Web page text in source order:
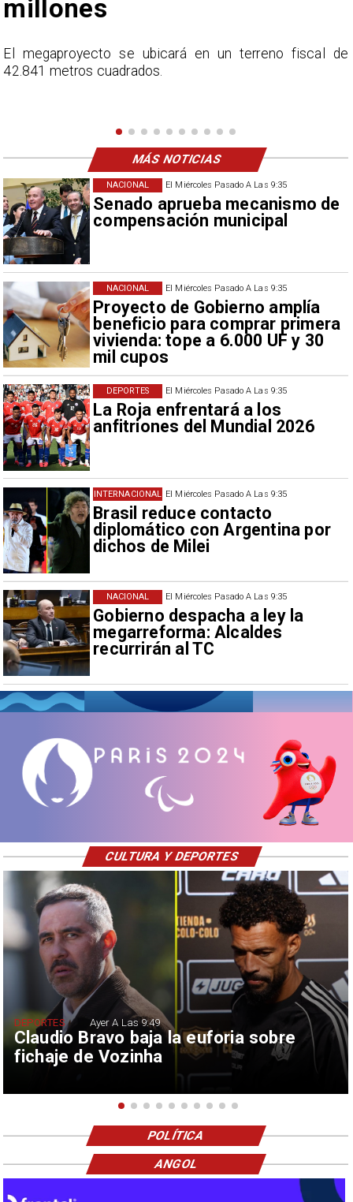
El Miércoles Pasado A Las 9:35
Senado aprueba mecanismo de
compensación municipal
NACIONAL
El Miércoles Pasado A Las 9:35
Proyecto de Gobierno amplía
beneficio para comprar primera
vivienda: tope a 6.000 UF y 30
mil cupos
NACIONAL
El Miércoles Pasado A Las 9:35
La Roja enfrentará a los
anfitriones del Mundial 2026
DEPORTES
El Miércoles Pasado A Las 9:35
Brasil reduce contacto
diplomático con Argentina por
dichos de Milei
INTERNACIONAL
El Miércoles Pasado A Las 9:35
Gobierno despacha a ley la
megarreforma: Alcaldes
recurrirán al TC
NACIONAL
En el programa ESPN F90 Chile, Claudio Bravo ofrece
una visión más moderada sobre las expectativas del
MÁS NOTICIAS
Claudio Bravo baja la euforia sobre
fichaje de Vozinha
DEPORTES Ayer A Las 9:49
CULTURA Y DEPORTES
POLÍTICA
ANGOL